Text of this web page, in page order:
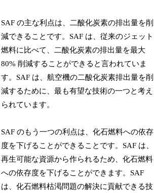
SAF の主な利点は、二酸化炭素の排出量を削
減できることです。SAF は、従来のジェット
燃料に比べて、二酸化炭素の排出量を最大
80% 削減することができると言われていま
す。SAF は、航空機の二酸化炭素排出量を削
減するために、最も有望な技術の一つと考え
られています。
SAF のもう一つの利点は、化石燃料への依存
度を下げることができることです。SAF は、
再生可能な資源から作られるため、化石燃料
への依存度を下げることができます。SAF
は、化石燃料枯渇問題の解決に貢献できる技